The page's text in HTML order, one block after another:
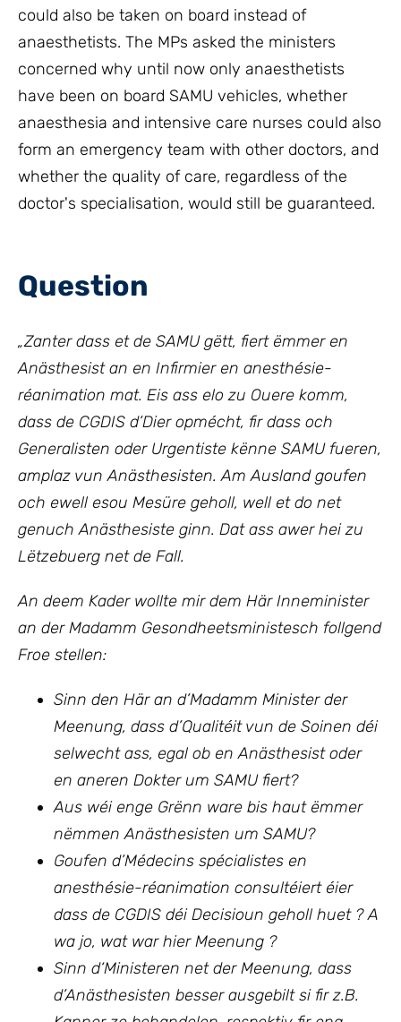
could also be taken on board instead of
anaesthetists. The MPs asked the ministers
concerned why until now only anaesthetists
have been on board SAMU vehicles, whether
anaesthesia and intensive care nurses could also
form an emergency team with other doctors, and
whether the quality of care, regardless of the
doctor's specialisation, would still be guaranteed.
Question
„Zanter dass et de SAMU gëtt, fiert ëmmer en
Anästhesist an en Infirmier en anesthésie-
réanimation mat. Eis ass elo zu Ouere komm,
dass de CGDIS d’Dier opmécht, fir dass och
Generalisten oder Urgentiste kënne SAMU fueren,
amplaz vun Anästhesisten.Am Ausland goufen
och ewell esou Mesüre geholl, well et do net
genuch Anästhesiste ginn. Dat ass awer hei zu
Lëtzebuerg net de Fall.
An deem Kader wollte mirdem Här Inneminister
an der Madamm Gesondheetsministesch follgend
Froe stellen:
Sinn den Här an d’Madamm Minister der
Meenung, dass d’Qualitéit vun de Soinen déi
selwecht ass, egal ob en Anästhesist oder
en aneren Dokter um SAMU fiert?
Aus wéi enge Grënn ware bis haut ëmmer
nëmmen Anästhesisten um SAMU?
Goufen d’Médecins spécialistes en
anesthésie-réanimation consultéiert éier
dass de CGDIS déi Decisioun geholl huet ? A
wa jo, wat war hier Meenung ?
Sinn d‘Ministeren net der Meenung, dass
d’Anästhesisten besser ausgebilt si fir z.B.